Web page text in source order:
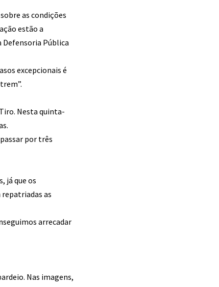
as condições
estão a
Defensoria Pública
excepcionais é
Nesta quinta-
por três
já que os
as
arrecadar
Nas imagens,